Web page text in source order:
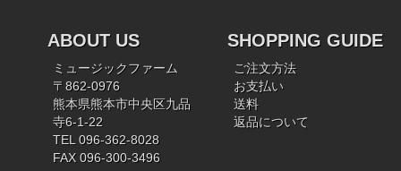
ABOUT US
ミュージックファーム
〒862-0976
熊本県熊本市中央区九品
寺6-1-22
TEL 096-362-8028
FAX 096-300-3496
SHOPPING GUIDE
ご注文方法
お支払い
送料
返品について